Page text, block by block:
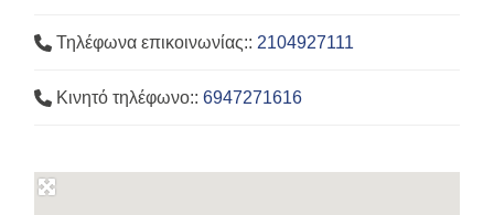
Τηλέφωνα επικοινωνίας:: 2104927111
Κινητό τηλέφωνο::6947271616